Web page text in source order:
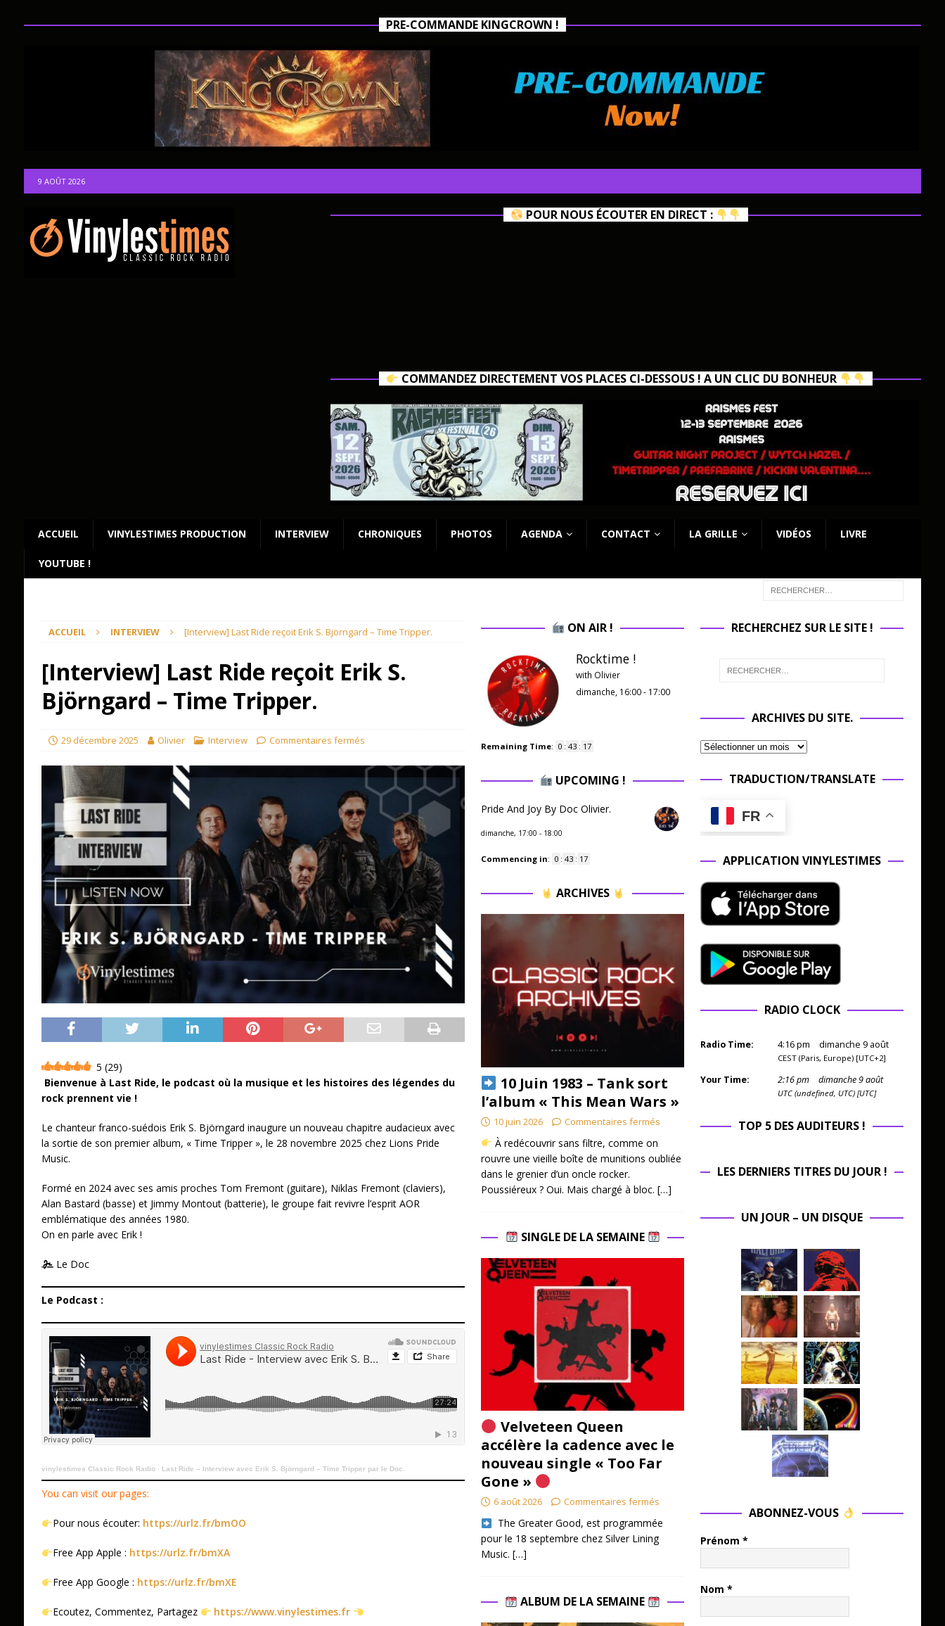
PRE-COMMANDE KINGCROWN !
9 AOÛT 2026
POUR NOUS ÉCOUTER EN DIRECT :
COMMANDEZ DIRECTEMENT VOS PLACES CI-DESSOUS ! A UN CLIC DU BONHEUR
ACCUEIL VINYLESTIMES PRODUCTION INTERVIEW CHRONIQUES PHOTOS AGENDA CONTACT LA GRILLE VIDÉOS LIVRE
YOUTUBE !
ACCUEIL INTERVIEW [Interview] Last Ride reçoit Erik S. Björngard – Time Tripper.
[Interview] Last Ride reçoit Erik S.
Björngard – Time Tripper.
29 décembre 2025 Olivier Interview Commentaires fermés
5 (29)
Bienvenue à Last Ride, le podcast où la musique et les histoires des légendes du
rock prennent vie !
Le chanteur franco-suédois Erik S. Björngard inaugure un nouveau chapitre audacieux avec
la sortie de son premier album, « Time Tripper », le 28 novembre 2025 chez Lions Pride
Music.
Formé en 2024 avec ses amis proches Tom Fremont (guitare), Niklas Fremont (claviers),
Alan Bastard (basse) et Jimmy Montout (batterie), le groupe fait revivre l’esprit AOR
emblématique des années 1980.
On en parle avec Erik !
Le Doc
Le Podcast :
vinylestimes Classic Rock Radio· Last Ride – Interview avec Erik S. Björngard – Time Tripper par le Doc.
You can visit our pages:
Pour nous écouter: https://urlz.fr/bmOO
Free App Apple : https://urlz.fr/bmXA
Free App Google : https://urlz.fr/bmXE
Ecoutez, Commentez, Partagez https://www.vinylestimes.fr
ON AIR !
Rocktime !
with Olivier
dimanche, 16:00 - 17:00
Remaining Time: 0 : 43 : 16
UPCOMING !
Pride And Joy By Doc Olivier.
dimanche, 17:00 - 18:00
Commencing in: 0 : 43 : 16
ARCHIVES
10 Juin 1983 – Tank sort
l’album « This Mean Wars »
10 juin 2026 Commentaires fermés
À redécouvrir sans filtre, comme on
rouvre une vieille boîte de munitions oubliée
dans le grenier d’un oncle rocker.
Poussiéreux ? Oui. Mais chargé à bloc. […]
SINGLE DE LA SEMAINE
Velveteen Queen
accélère la cadence avec le
nouveau single « Too Far
Gone »
6 août 2026 Commentaires fermés
​ The Greater Good, est programmée
pour le 18 septembre chez Silver Lining
Music. […]
ALBUM DE LA SEMAINE
RECHERCHEZ SUR LE SITE !
ARCHIVES DU SITE.
TRADUCTION/TRANSLATE
FR
APPLICATION VINYLESTIMES
RADIO CLOCK
Radio Time: 4:16pm dimanche 9 août
CEST (Paris, Europe) [UTC+2]
Your Time: 2:16pm dimanche 9 août
UTC (undefined, UTC) [UTC]
TOP 5 DES AUDITEURS !
LES DERNIERS TITRES DU JOUR !
UN JOUR – UN DISQUE
ABONNEZ-VOUS
Prénom *
Nom *